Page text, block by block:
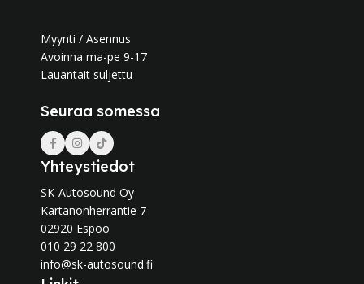
Myynti / Asennus
Avoinna ma-pe 9-17
Lauantait suljettu
Seuraa somessa
Yhteystiedot
SK-Autosound Oy
Kartanonherrantie 7
02920 Espoo
010 29 22 800
info@sk-autosound.fi